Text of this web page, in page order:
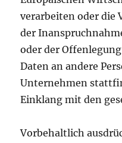
verarbeiten oder die
der
oder der
Daten an andere
Unternehmen
Einklang mit den
Vorbehaltlich